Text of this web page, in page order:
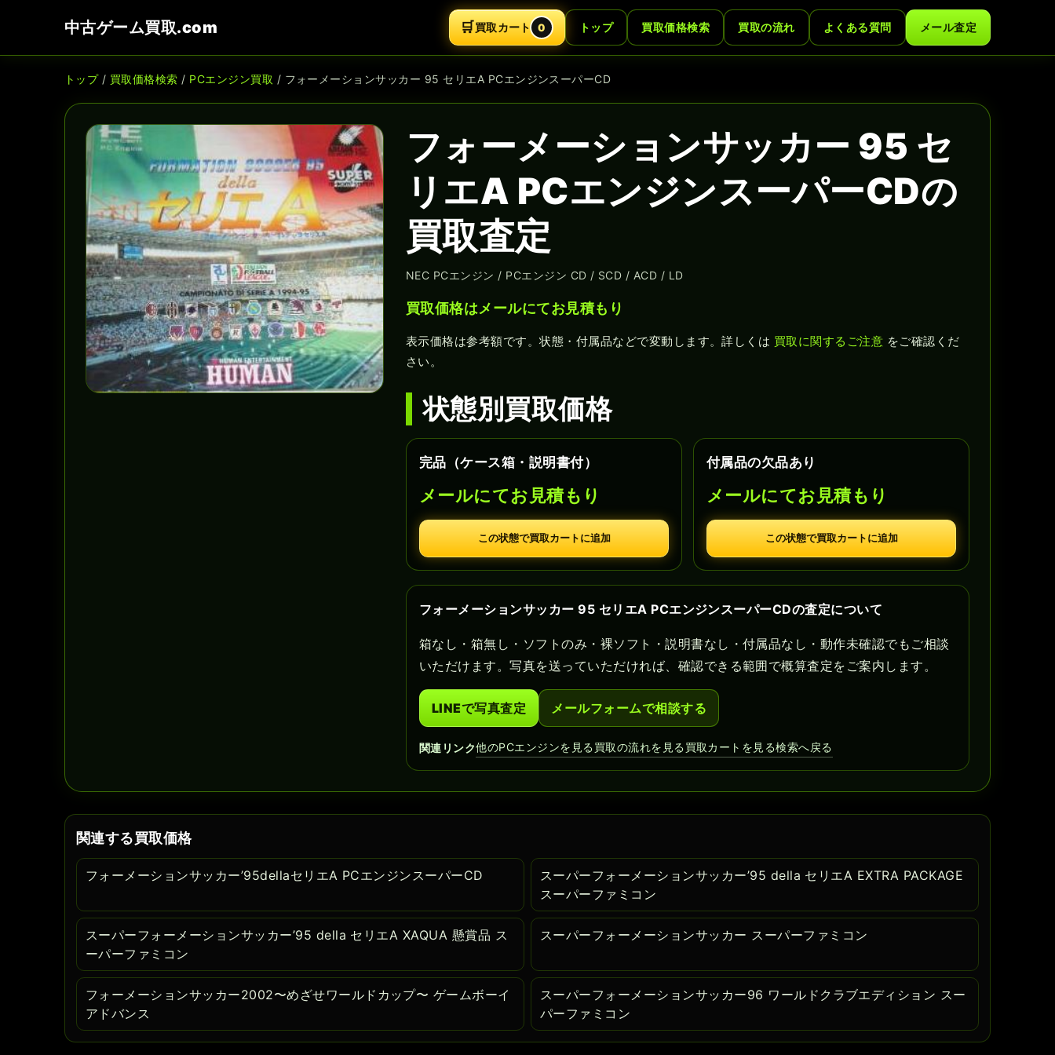
中古ゲーム買取.com 🛒買取カート 0 トップ 買取価格検索 買取の流れ よくある質問 メール査定
トップ/ 買取価格検索 / PCエンジン買取 / フォーメーションサッカー 95 セリエA PCエンジンスーパーCD
フォーメーションサッカー 95 セ
リエA PCエンジンスーパーCDの
買取査定
NEC PCエンジン / PCエンジン CD / SCD / ACD / LD
買取価格はメールにてお見積もり
表示価格は参考額です。状態・付属品などで変動します。詳しくは 買取に関するご注意 をご確認くだ
さい。
状態別買取価格
完品（ケース箱・説明書付）
メールにてお見積もり
この状態で買取カートに追加
付属品の欠品あり
メールにてお見積もり
この状態で買取カートに追加
フォーメーションサッカー 95 セリエA PCエンジンスーパーCDの査定について
箱なし・箱無し・ソフトのみ・裸ソフト・説明書なし・付属品なし・動作未確認でもご相談
いただけます。写真を送っていただければ、確認できる範囲で概算査定をご案内します。
LINEで写真査定 メールフォームで相談する
関連リンク他のPCエンジンを見る買取の流れを見る買取カートを見る検索へ戻る
関連する買取価格
フォーメーションサッカー’95dellaセリエA PCエンジンスーパーCD
スーパーフォーメーションサッカー’95 della セリエA EXTRA PACKAGE
スーパーファミコン
スーパーフォーメーションサッカー’95 della セリエA XAQUA 懸賞品 ス
ーパーファミコン
スーパーフォーメーションサッカー スーパーファミコン
フォーメーションサッカー2002〜めざせワールドカップ〜 ゲームボーイ
アドバンス
スーパーフォーメーションサッカー96 ワールドクラブエディション スー
パーファミコン